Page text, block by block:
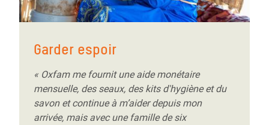
Garder espoir
« Oxfam me fournit une aide monétaire
mensuelle, des seaux, des kits d'hygiène et du
savon et continue à m’aider depuis mon
arrivée, mais avec une famille de six